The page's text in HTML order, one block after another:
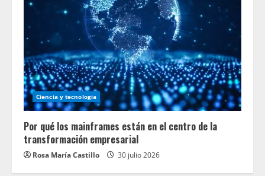
Ciencia y tecnologia
Por qué los mainframes están en el centro de la
transformación empresarial
Rosa María Castillo 30 julio 2026